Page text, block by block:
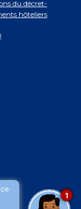
du décret-
hôteliers
1